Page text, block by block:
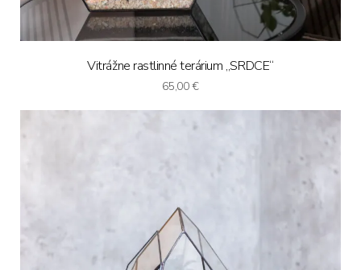
Vitrážne rastlinné terárium „SRDCE“
65,00€